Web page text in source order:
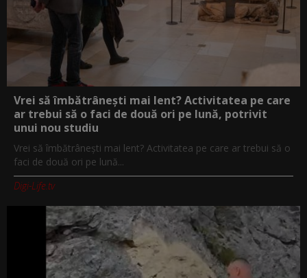
Vrei să îmbătrânești mai lent? Activitatea pe care
ar trebui să o faci de două ori pe lună, potrivit
unui nou studiu
Vrei să îmbătrânești mai lent? Activitatea pe care ar trebui să o
faci de două ori pe lună...
Digi-Life.tv